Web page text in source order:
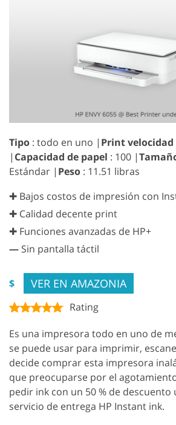
Tipo : todo en uno | Print velocidad
| Capacidad de papel : 100 |
Estándar | Peso : 11.51 libras
✚ Bajos costos de impresión con
✚ Calidad decente print
✚ Funciones avanzadas de HP+
— Sin pantalla táctil
$ VER EN AMAZONIA
Rating
Es una impresora todo en uno de
se puede usar para imprimir,
decide comprar esta impresora
que preocuparse por el
pedir ink con un 50 % de descuento
servicio de entrega HP Instant ink.